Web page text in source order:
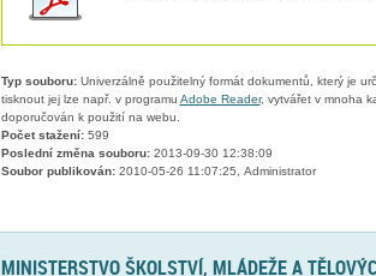
Typ souboru:Univerzálně použitelný formát dokumentů, který je
tisknout jej lze např. v programu Adobe Reader, vytvářet v mnoha
doporučován k použití na webu.
Počet stažení:599
Poslední změna souboru:2013-09-30 12:38:09
Soubor publikován:2010-05-26 11:07:25, Administrator
MINISTERSTVO ŠKOLSTVÍ, MLÁDEŽE A